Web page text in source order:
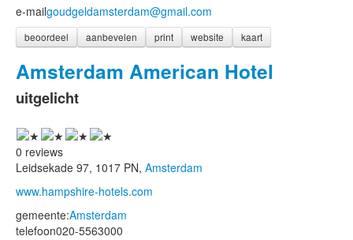
e-mailgoudgeldamsterdam@gmail.com
beoordeel aanbevelen print website kaart
Amsterdam American Hotel
uitgelicht
0 reviews
Leidsekade 97, 1017 PN, Amsterdam
www.hampshire-hotels.com
gemeente:Amsterdam
telefoon020-5563000